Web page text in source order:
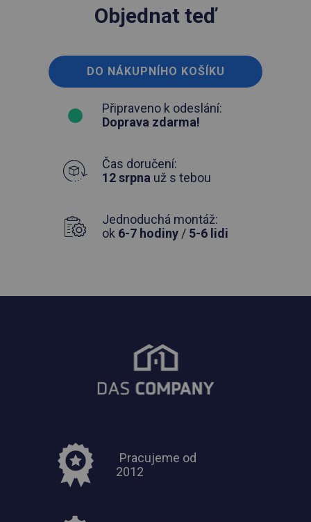
Objednat teď
DO NÁKUPNÍHO KOŠÍKU
Připraveno k odeslání:
Doprava zdarma!
Čas doručení:
12 srpna už s tebou
Jednoduchá montáž:
ok 6-7 hodiny / 5-6 lidi
Pracujeme od
2012